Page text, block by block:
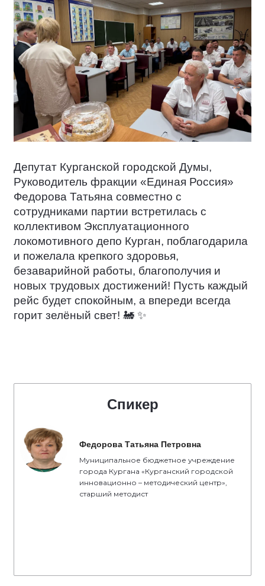
Депутат Курганской городской Думы,
Руководитель фракции «Единая Россия»
Федорова Татьяна совместно с
сотрудниками партии встретилась с
коллективом Эксплуатационного
локомотивного депо Курган, поблагодарила
и пожелала крепкого здоровья,
безаварийной работы, благополучия и
новых трудовых достижений! Пусть каждый
рейс будет спокойным, а впереди всегда
горит зелёный свет! 🚂 ✨
Спикер
Федорова Татьяна Петровна
Муниципальное бюджетное учреждение
города Кургана «Курганский городской
инновационно – методический центр»,
старший методист